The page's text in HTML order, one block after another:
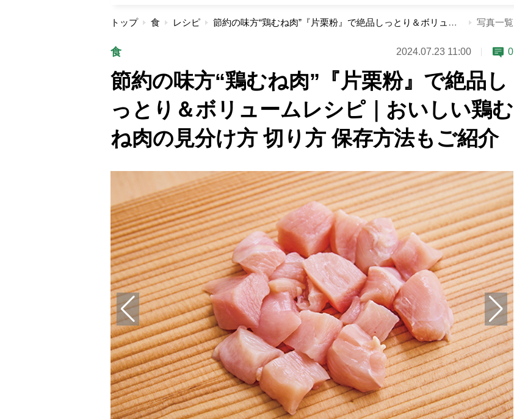
トップ 食 レシピ 節約の味方“鶏むね肉”『片栗粉』で絶品しっとり＆ボリュームレシピ｜おいしい鶏むね肉の見分け方 切り方 保存方法もご紹介 写真一覧
食 2024.07.23 11:00 0
節約の味方“鶏むね肉”『片栗粉』で絶品し
っとり＆ボリュームレシピ｜おいしい鶏む
ね肉の見分け方 切り方 保存方法もご紹介